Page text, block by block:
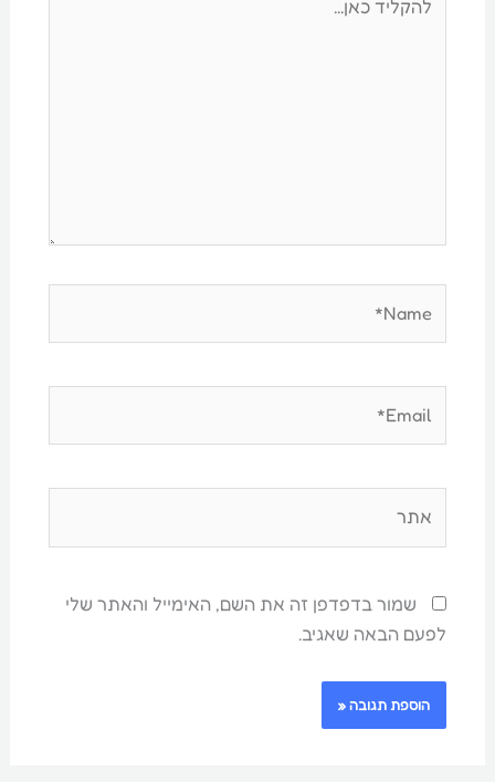
כאן...
שמור בדפדפן זה את השם, האימייל והאתר שלי
לפעם הבאה שאגיב.